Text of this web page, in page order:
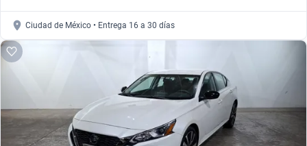
Ciudad de México • Entrega 16 a 30 días